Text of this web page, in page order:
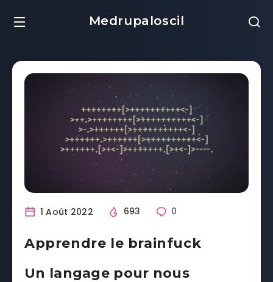
Medrupaloscil
1 Août 2022 693 0
Apprendre le brainfuck
Un langage pour nous